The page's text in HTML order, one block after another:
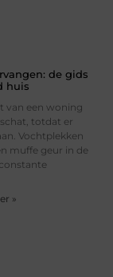
de gids
huis
van een woning
totdat er
Vochtplekken
muffe geur in de
»